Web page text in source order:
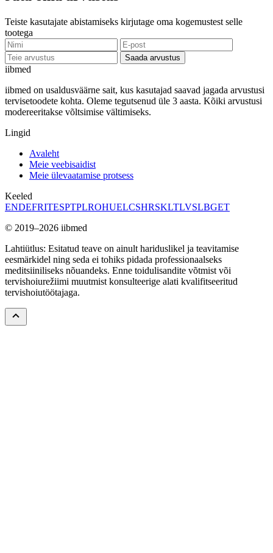
Teiste kasutajate abistamiseks kirjutage oma kogemustest selle
tootega
Saada arvustus
iibmed
iibmed on usaldusväärne sait, kus kasutajad saavad jagada arvustusi
tervisetoodete kohta. Oleme tegutsenud üle 3 aasta. Kõiki arvustusi
modereeritakse võltsimise vältimiseks.
Lingid
Avaleht
Meie veebisaidist
Meie ülevaatamise protsess
Keeled
ENDEFRITESPTPLROHUELCSHRSKLTLVSLBGET
© 2019–2026 iibmed
Lahtiütlus: Esitatud teave on ainult hariduslikel ja teavitamise
eesmärkidel ning seda ei tohiks pidada professionaalseks
meditsiiniliseks nõuandeks. Enne toidulisandite võtmist või
tervishoiurežiimi muutmist konsulteerige alati kvalifitseeritud
tervishoiutöötajaga.